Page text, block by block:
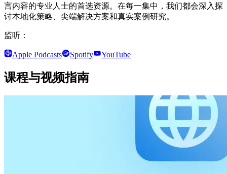
言内容的专业人士的首选资源。在每一集中，我们都会深入探
讨本地化策略、尖端解决方案和真实案例研究。
监听：
Apple Podcasts Spotify YouTube
课程与视频指南